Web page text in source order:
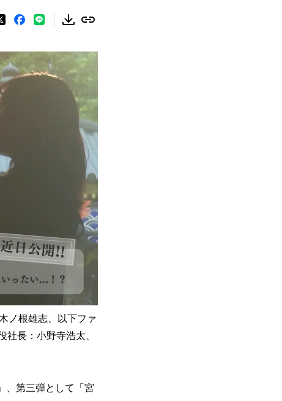
ノ根雄志、以下ファ
社長：小野寺浩太、
、第三弾として「宮